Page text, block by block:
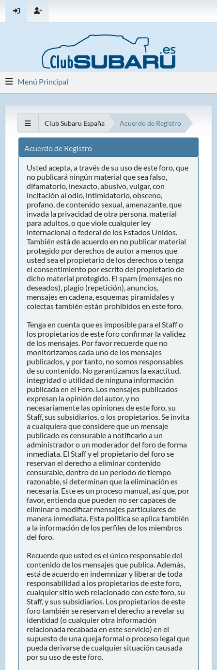
Menú Principal
Club Subaru España Acuerdo de Registro
Acuerdo de Registro
Usted acepta, a través de su uso de este foro, que
no publicará ningún material que sea falso,
difamatorio, inexacto, abusivo, vulgar, con
incitación al odio, intimidatorio, obsceno,
profano, de contenido sexual, amenazante, que
invada la privacidad de otra persona, material
para adultos, o que viole cualquier ley
internacional o federal de los Estados Unidos.
También está de acuerdo en no publicar material
protegido por derechos de autor a menos que
usted sea el propietario de los derechos o tenga
el consentimiento por escrito del propietario de
dicho material protegido. El spam (mensajes no
deseados), plagio (repetición), anuncios,
mensajes en cadena, esquemas piramidales y
colectas también están prohibidos en este foro.
Tenga en cuenta que es imposible para el Staff o
los propietarios de este foro confirmar la validez
de los mensajes. Por favor recuerde que no
monitorizamos cada uno de los mensajes
publicados, y por tanto, no somos responsables
de su contenido. No garantizamos la exactitud,
integridad o utilidad de ninguna información
publicada en el Foro. Los mensajes publicados
expresan la opinión del autor, y no
necesariamente las opiniones de este foro, su
Staff, sus subsidiarios, o los propietarios. Se invita
a cualquiera que considere que un mensaje
publicado es censurable a notificarlo a un
administrador o un moderador del foro de forma
inmediata. El Staff y el propietario del foro se
reservan el derecho a eliminar contenido
censurable, dentro de un período de tiempo
razonable, si determinan que la eliminación es
necesaria. Este es un proceso manual, así que, por
favor, entienda que pueden no ser capaces de
eliminar o modificar mensajes particulares de
manera inmediata. Esta política se aplica también
a la información de los perfiles de los miembros
del foro.
Recuerde que usted es el único responsable del
contenido de los mensajes que publica. Además,
está de acuerdo en indemnizar y liberar de toda
responsabilidad a los propietarios de este foro,
cualquier sitio web relacionado con este foro, su
Staff, y sus subsidiarios. Los propietarios de este
foro también se reservan el derecho a revelar su
identidad (o cualquier otra información
relacionada recabada en este servicio) en el
supuesto de una queja formal o proceso legal que
pueda derivarse de cualquier situación causada
por su uso de este foro.